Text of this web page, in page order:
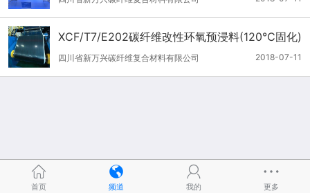
XCF/T7/E202碳纤维改性环氧预浸料(120℃固化)
2018-07-11
四川省新万兴碳纤维复合材料有限公司
首页 频道 我的 更多